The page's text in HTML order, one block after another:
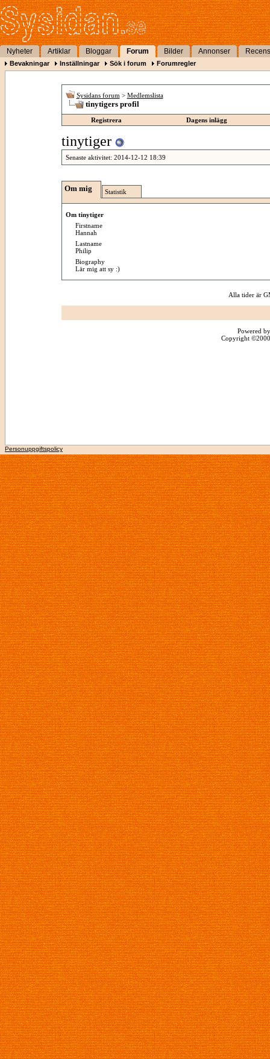
Nyheter Artiklar Bloggar Forum Bilder Annonser
Bevakningar Inställningar Sök i forum Forumregler
Sysidans forum > Medlemslista
tinytigers profil
Registrera Dagens inlägg
tinytiger
Senaste aktivitet: 2014-12-12 18:39
Om mig Statistik
Om tinytiger
Firstname
Hannah
Lastname
Philip
Biography
Lär mig att sy :)
Alla tider är
Powered
Copyright
Personuppgiftspolicy